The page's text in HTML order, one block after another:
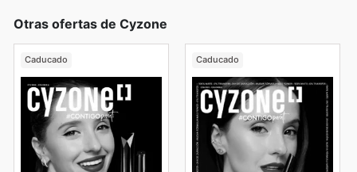
Otras ofertas de Cyzone
Caducado Caducado